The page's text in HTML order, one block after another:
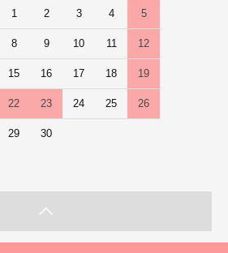
1 2 3 4 5
8 9 10 11 12
15 16 17 18 19
22 23 24 25 26
29 30